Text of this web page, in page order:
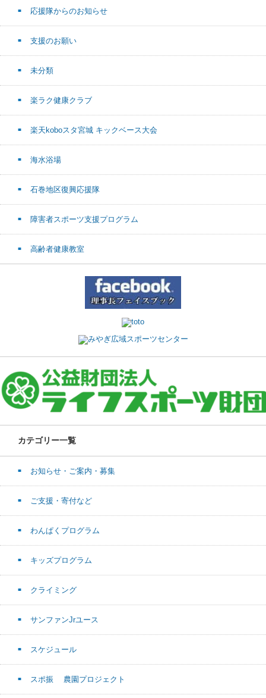
応援隊からのお知らせ
支援のお願い
未分類
楽ラク健康クラブ
楽天koboスタ宮城 キックベース大会
海水浴場
石巻地区復興応援隊
障害者スポーツ支援プログラム
高齢者健康教室
カテゴリー一覧
お知らせ・ご案内・募集
ご支援・寄付など
わんぱくプログラム
キッズプログラム
クライミング
サンファンJrユース
スケジュール
スポ振 農園プロジェクト